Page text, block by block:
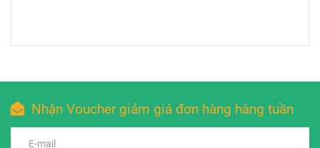
Nhận Voucher giảm giá đơn hàng hàng tuần